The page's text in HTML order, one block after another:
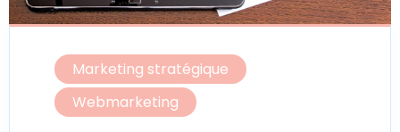
Marketing stratégique
Webmarketing